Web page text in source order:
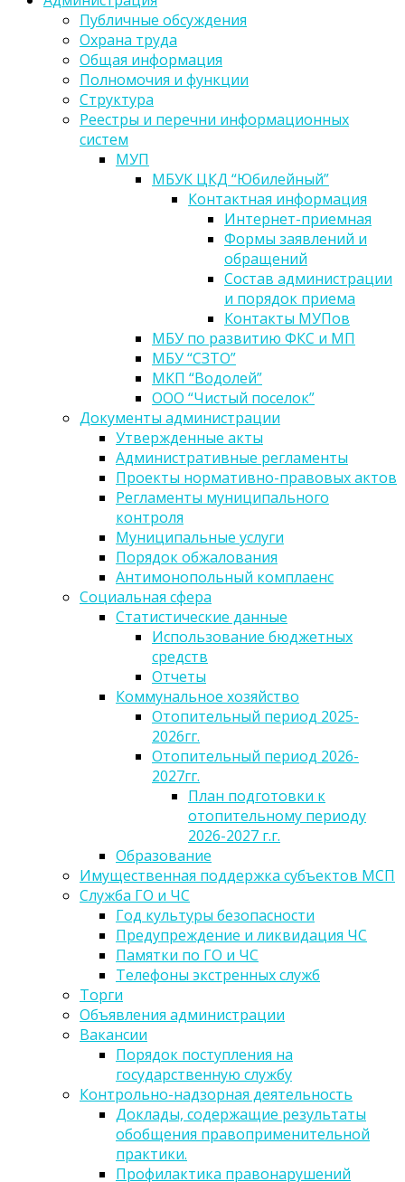
Публичные обсуждения
Охрана труда
Общая информация
Полномочия и функции
Структура
Реестры и перечни информационных
систем
МУП
МБУК ЦКД “Юбилейный”
Контактная информация
Интернет-приемная
Формы заявлений и
обращений
Состав администрации
и порядок приема
Контакты МУПов
МБУ по развитию ФКС и МП
МБУ “СЗТО”
МКП “Водолей”
ООО “Чистый поселок”
Документы администрации
Утвержденные акты
Административные регламенты
Проекты нормативно-правовых актов
Регламенты муниципального
контроля
Муниципальные услуги
Порядок обжалования
Антимонопольный комплаенс
Социальная сфера
Статистические данные
Использование бюджетных
средств
Отчеты
Коммунальное хозяйство
Отопительный период 2025-
2026гг.
Отопительный период 2026-
2027гг.
План подготовки к
отопительному периоду
2026-2027 г.г.
Образование
Имущественная поддержка субъектов МСП
Служба ГО и ЧС
Год культуры безопасности
Предупреждение и ликвидация ЧС
Памятки по ГО и ЧС
Телефоны экстренных служб
Торги
Объявления администрации
Вакансии
Порядок поступления на
государственную службу
Контрольно-надзорная деятельность
Доклады, содержащие результаты
обобщения правоприменительной
практики.
Профилактика правонарушений